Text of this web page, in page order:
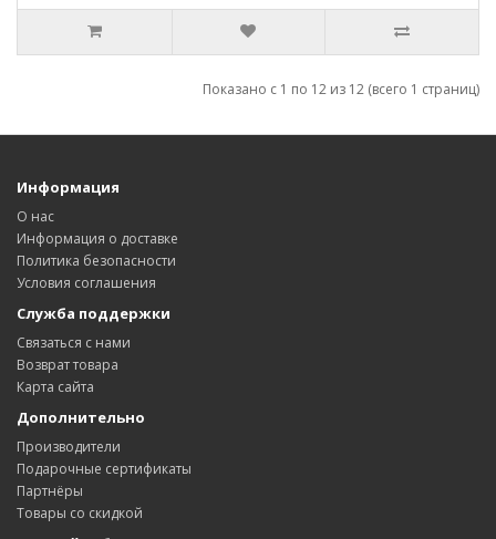
Показано с 1 по 12 из 12 (всего 1 страниц)
Информация
О нас
Информация о доставке
Политика безопасности
Условия соглашения
Служба поддержки
Связаться с нами
Возврат товара
Карта сайта
Дополнительно
Производители
Подарочные сертификаты
Партнёры
Товары со скидкой